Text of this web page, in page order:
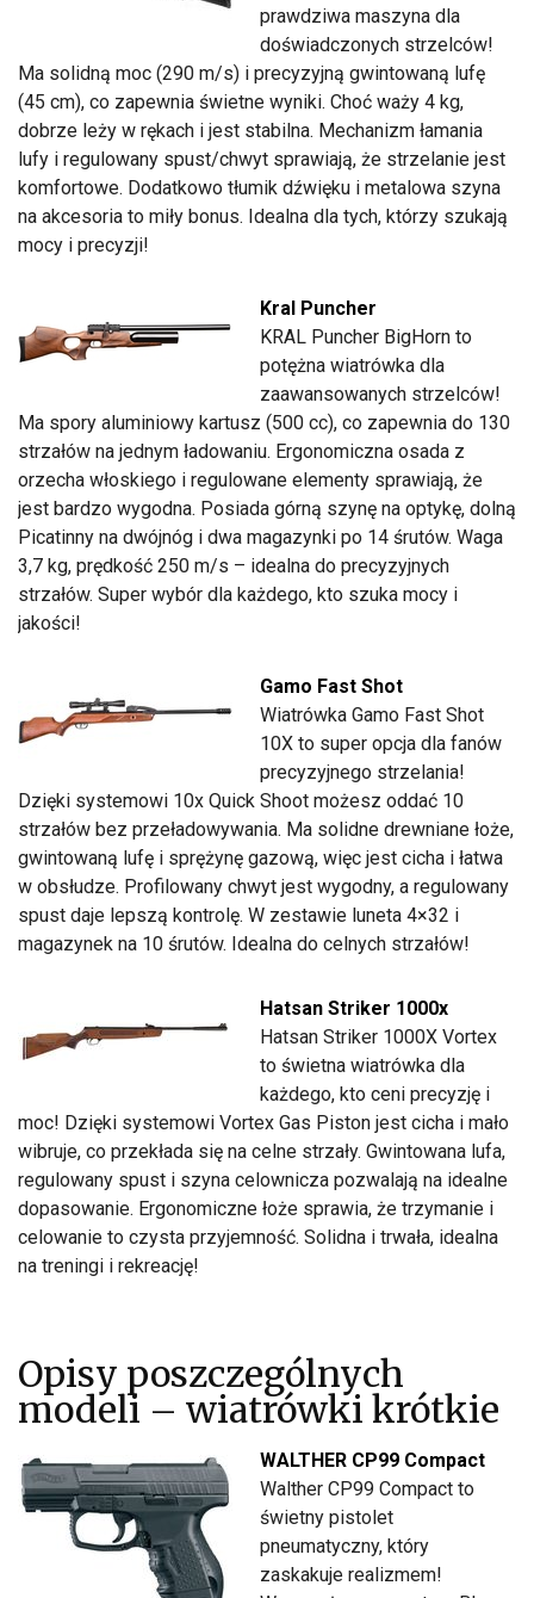
prawdziwa maszyna dla
doświadczonych strzelców!
Ma solidną moc (290 m/s) i precyzyjną gwintowaną lufę
(45 cm), co zapewnia świetne wyniki. Choć waży 4 kg,
dobrze leży w rękach i jest stabilna. Mechanizm łamania
lufy i regulowany spust/chwyt sprawiają, że strzelanie jest
komfortowe. Dodatkowo tłumik dźwięku i metalowa szyna
na akcesoria to miły bonus. Idealna dla tych, którzy szukają
mocy i precyzji!
Kral Puncher
KRAL Puncher BigHorn to
potężna wiatrówka dla
zaawansowanych strzelców!
Ma spory aluminiowy kartusz (500 cc), co zapewnia do 130
strzałów na jednym ładowaniu. Ergonomiczna osada z
orzecha włoskiego i regulowane elementy sprawiają, że
jest bardzo wygodna. Posiada górną szynę na optykę, dolną
Picatinny na dwójnóg i dwa magazynki po 14 śrutów. Waga
3,7 kg, prędkość 250 m/s – idealna do precyzyjnych
strzałów. Super wybór dla każdego, kto szuka mocy i
jakości!
Gamo Fast Shot
Wiatrówka Gamo Fast Shot
10X to super opcja dla fanów
precyzyjnego strzelania!
Dzięki systemowi 10x Quick Shoot możesz oddać 10
strzałów bez przeładowywania. Ma solidne drewniane łoże,
gwintowaną lufę i sprężynę gazową, więc jest cicha i łatwa
w obsłudze. Profilowany chwyt jest wygodny, a regulowany
spust daje lepszą kontrolę. W zestawie luneta 4×32 i
magazynek na 10 śrutów. Idealna do celnych strzałów!
Hatsan Striker 1000x
Hatsan Striker 1000X Vortex
to świetna wiatrówka dla
każdego, kto ceni precyzję i
moc! Dzięki systemowi Vortex Gas Piston jest cicha i mało
wibruje, co przekłada się na celne strzały. Gwintowana lufa,
regulowany spust i szyna celownicza pozwalają na idealne
dopasowanie. Ergonomiczne łoże sprawia, że trzymanie i
celowanie to czysta przyjemność. Solidna i trwała, idealna
na treningi i rekreację!
Opisy poszczególnych
modeli – wiatrówki krótkie
WALTHER CP99 Compact
Walther CP99 Compact to
świetny pistolet
pneumatyczny, który
zaskakuje realizmem!